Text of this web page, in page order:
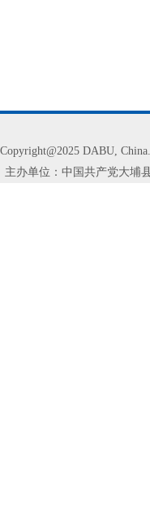
Copyright@2025 DABU,
主办单位：中国共产党大